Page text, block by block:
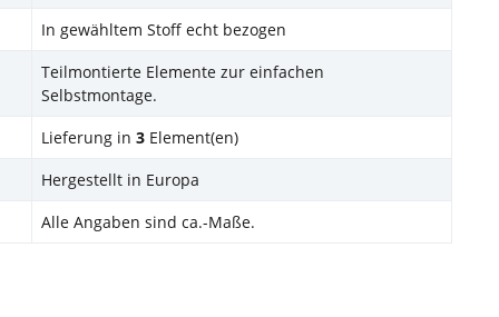
In gewähltem Stoff echt bezogen
Teilmontierte Elemente zur einfachen
Selbstmontage.
Lieferung in 3 Element(en)
Hergestellt in Europa
Alle Angaben sind ca.-Maße.